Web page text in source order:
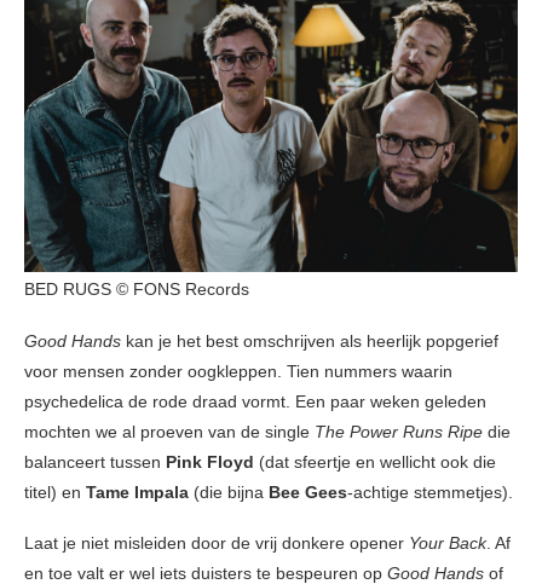
BED RUGS © FONS Records
Good Hands kan je het best omschrijven als heerlijk popgerief
voor mensen zonder oogkleppen. Tien nummers waarin
psychedelica de rode draad vormt. Een paar weken geleden
mochten we al proeven van de single The Power Runs Ripe die
balanceert tussen Pink Floyd (dat sfeertje en wellicht ook die
titel) en Tame Impala (die bijna Bee Gees-achtige stemmetjes).
Laat je niet misleiden door de vrij donkere opener Your Back. Af
en toe valt er wel iets duisters te bespeuren op Good Hands of